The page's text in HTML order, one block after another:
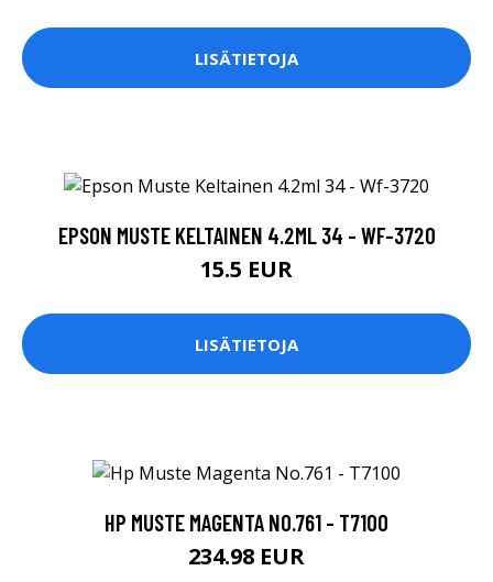
LISÄTIETOJA
EPSON MUSTE KELTAINEN 4.2ML 34 - WF-3720
15.5 EUR
LISÄTIETOJA
HP MUSTE MAGENTA NO.761 - T7100
234.98 EUR